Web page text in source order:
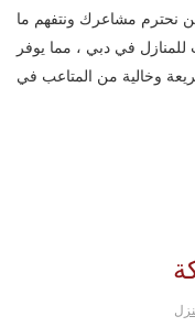
نحترم مشاعرك ونتفهم ما
للمنازل في دبي ، مما يوفر